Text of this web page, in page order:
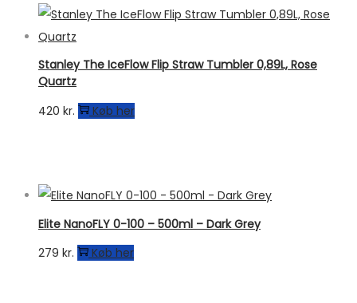
Stanley The IceFlow Flip Straw Tumbler 0,89L, Rose
Quartz
420 kr. Køb her
Elite NanoFLY 0-100 – 500ml – Dark Grey
279 kr. Køb her